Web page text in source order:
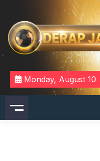
content
DERAPJAMBI
Monday, August 10